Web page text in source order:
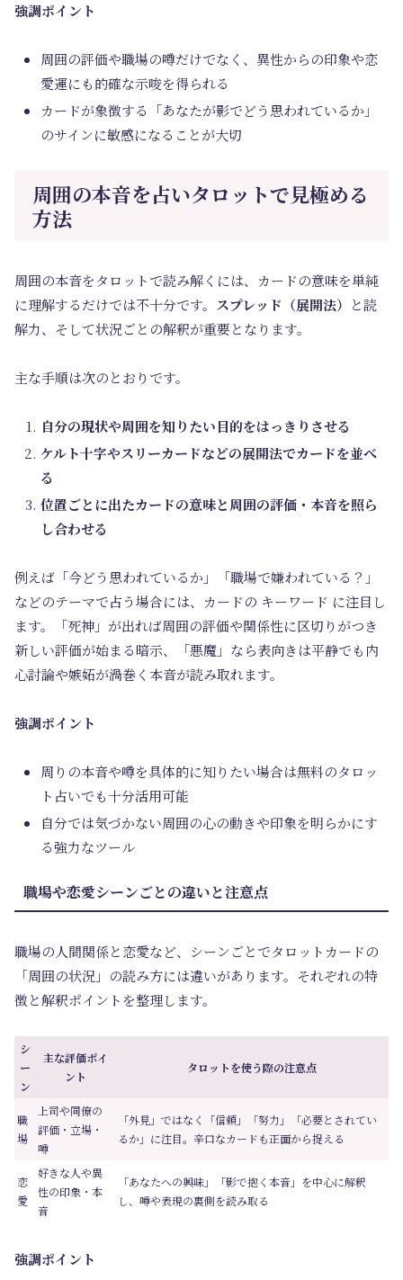
強調ポイント
周囲の評価や職場の噂だけでなく、異性からの印象や恋
愛運にも的確な示唆を得られる
カードが象徴する「あなたが影でどう思われているか」
のサインに敏感になることが大切
周囲の本音を占いタロットで見極める
方法
周囲の本音をタロットで読み解くには、カードの意味を単純
に理解するだけでは不十分です。 スプレッド（展開法） と読
解力、そして状況ごとの解釈が重要となります。
主な手順は次のとおりです。
自分の現状や周囲を知りたい目的をはっきりさせる
ケルト十字やスリーカードなどの展開法でカードを並べ
る
位置ごとに出たカードの意味と周囲の評価・本音を照ら
し合わせる
例えば「今どう思われているか」「職場で嫌われている？」
などのテーマで占う場合には、カードの キーワード に注目し
ます。「死神」が出れば周囲の評価や関係性に区切りがつき
新しい評価が始まる暗示、「悪魔」なら表向きは平静でも内
心討論や嫉妬が渦巻く本音が読み取れます。
強調ポイント
周りの本音や噂を具体的に知りたい場合は無料のタロッ
ト占いでも十分活用可能
自分では気づかない周囲の心の動きや印象を明らかにす
る強力なツール
職場や恋愛シーンごとの違いと注意点
職場の人間関係と恋愛など、シーンごとでタロットカードの
「周囲の状況」の読み方には違いがあります。それぞれの特
徴と解釈ポイントを整理します。
シ
ー
ン
主な評価ポイ
ント
タロットを使う際の注意点
職
場
上司や同僚の
評価・立場・
噂
「外見」ではなく「信頼」「努力」「必要とされてい
るか」に注目。辛口なカードも正面から捉える
恋
愛
好きな人や異
性の印象・本
音
「あなたへの興味」「影で抱く本音」を中心に解釈
し、噂や表現の裏側を読み取る
強調ポイント